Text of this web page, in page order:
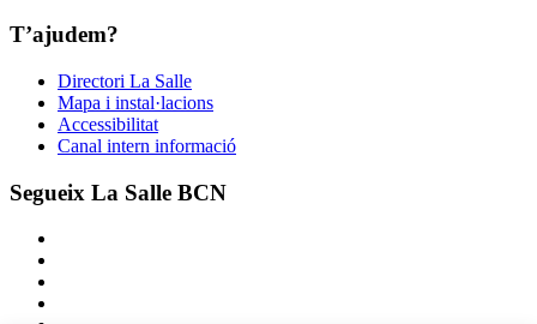
T’ajudem?
Directori La Salle
Mapa i instal·lacions
Accessibilitat
Canal intern informació
Segueix La Salle BCN